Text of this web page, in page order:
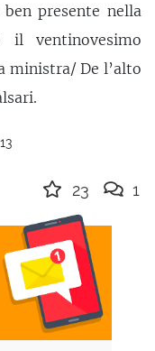
presente nella
il ventinovesimo
ministra/ De l’alto
23 1